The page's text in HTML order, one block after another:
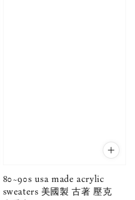
80~90s usa made acrylic
sweaters 美國製 古著 壓克